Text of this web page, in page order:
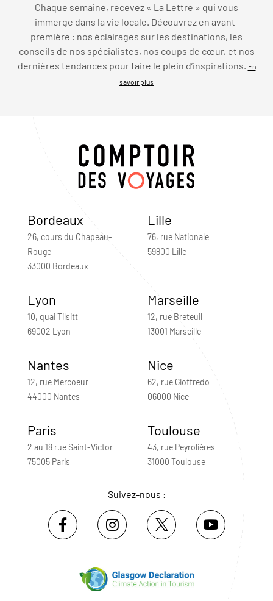
Chaque semaine, recevez « La Lettre » qui vous
immerge dans la vie locale. Découvrez en avant-
première : nos éclairages sur les destinations, les
conseils de nos spécialistes, nos coups de cœur, et nos
dernières tendances pour faire le plein d’inspirations.
En
savoir plus
Bordeaux
26, cours du Chapeau-
Rouge
33000 Bordeaux
Lille
76, rue Nationale
59800 Lille
Lyon
10, quai Tilsitt
69002 Lyon
Marseille
12, rue Breteuil
13001 Marseille
Nantes
12, rue Mercoeur
44000 Nantes
Nice
62, rue Gioffredo
06000 Nice
Paris
2 au 18 rue Saint-Victor
75005 Paris
Toulouse
43, rue Peyrolières
31000 Toulouse
Suivez-nous :